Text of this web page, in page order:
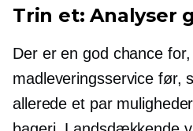
Trin et: Analyser
Der er en god chance
madleveringsservice før,
allerede et par